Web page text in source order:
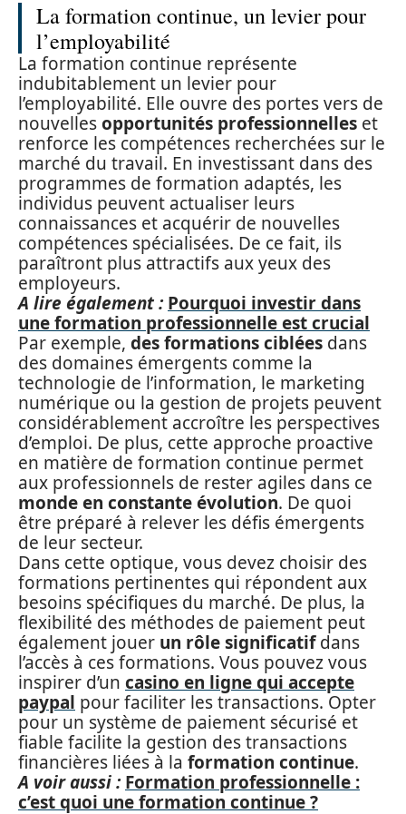
La formation continue, un levier pour
l’employabilité
La formation continue représente
indubitablement un levier pour
l’employabilité. Elle ouvre des portes vers de
nouvellesopportunités professionnelles et
renforce les compétences recherchées sur le
marché du travail. En investissant dans des
programmes de formation adaptés, les
individus peuvent actualiser leurs
connaissances et acquérir de nouvelles
compétences spécialisées. De ce fait, ils
paraîtront plus attractifs aux yeux des
employeurs.
A lire également : Pourquoi investir dans
une formation professionnelle est crucial
Par exemple, des formations ciblées dans
des domaines émergents comme la
technologie de l’information, le marketing
numérique ou la gestion de projets peuvent
considérablement accroître les perspectives
d’emploi. De plus, cette approche proactive
en matière de formation continue permet
aux professionnels de rester agiles dans ce
monde en constante évolution. De quoi
être préparé à relever les défis émergents
de leur secteur.
Dans cette optique, vous devez choisir des
formations pertinentes qui répondent aux
besoins spécifiques du marché. De plus, la
flexibilité des méthodes de paiement peut
également jouer un rôle significatifdans
l’accès à ces formations. Vous pouvez vous
inspirer d’un casino en ligne qui accepte
paypal pour faciliter les transactions. Opter
pour un système de paiement sécurisé et
fiable facilite la gestion des transactions
financières liées à la formation continue.
A voir aussi : Formation professionnelle :
c’est quoi une formation continue ?